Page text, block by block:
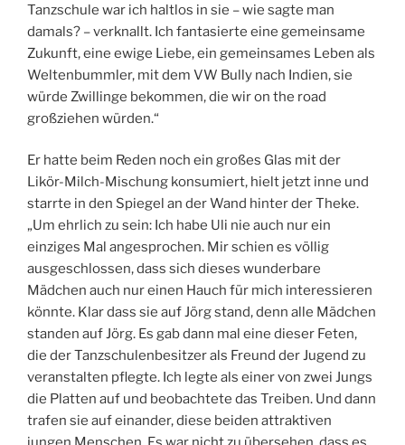
Tanzschule war ich haltlos in sie – wie sagte man
damals? – verknallt. Ich fantasierte eine gemeinsame
Zukunft, eine ewige Liebe, ein gemeinsames Leben als
Weltenbummler, mit dem VW Bully nach Indien, sie
würde Zwillinge bekommen, die wir on the road
großziehen würden.“
Er hatte beim Reden noch ein großes Glas mit der
Likör-Milch-Mischung konsumiert, hielt jetzt inne und
starrte in den Spiegel an der Wand hinter der Theke.
„Um ehrlich zu sein: Ich habe Uli nie auch nur ein
einziges Mal angesprochen. Mir schien es völlig
ausgeschlossen, dass sich dieses wunderbare
Mädchen auch nur einen Hauch für mich interessieren
könnte. Klar dass sie auf Jörg stand, denn alle Mädchen
standen auf Jörg. Es gab dann mal eine dieser Feten,
die der Tanzschulenbesitzer als Freund der Jugend zu
veranstalten pflegte. Ich legte als einer von zwei Jungs
die Platten auf und beobachtete das Treiben. Und dann
trafen sie auf einander, diese beiden attraktiven